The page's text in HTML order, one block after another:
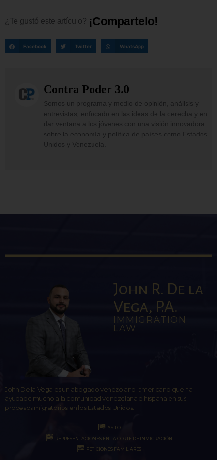
¿Te gustó este artículo? ¡Comparte o!
Facebook Twitter WhatsApp
Contra Poder 3.0
Somos un programa y medio de opinión, análisis y
entrevistas, enfocado en las ideas de la derecha y en
dar ventana a los jóvenes con una visión innovadora
sobre la economía y política de países como Estados
Unidos y Venezuela.
John R. De la
Vega, P.A.
IMMIGRATION
LAW
John De la Vega es un abogado venezolano-americano que ha
ayudado mucho a la comunidad venezolana e hispana en sus
procesos migratorios en los Estados Unidos.
ASILO
REPRESENTACIONES EN LA CORTE DE INMIGRACIÓN
PETICIONES FAMILIARES